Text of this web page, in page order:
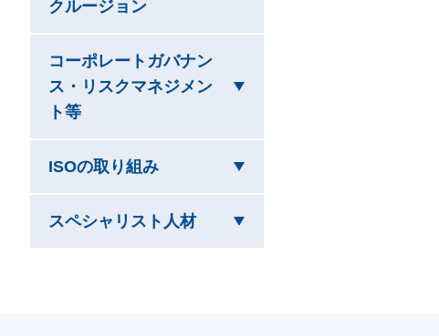
クルージョンを閉じています
コーポレートガバナン
ス・リスクマネジメン
ト等を閉じています
ISOの取り組みを閉じています
スペシャリスト人材を閉じています